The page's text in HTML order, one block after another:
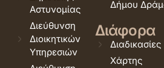
Αστυνομίας
Διεύθυνση
Διοικητικών
Υπηρεσιών
Δήμου
Διάφορα
Διαδικασίες
Χάρτης